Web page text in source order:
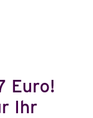
Euro!
Ihr